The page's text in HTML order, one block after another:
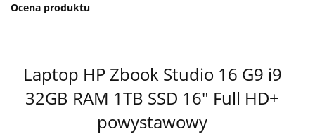
Ocena produktu
Laptop HP Zbook Studio 16 G9 i9
32GB RAM 1TB SSD 16" Full HD+
powystawowy